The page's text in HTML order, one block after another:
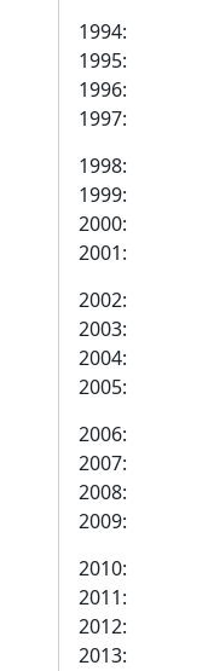
1994:
1995:
1996:
1997:
1998:
1999:
2000:
2001:
2002:
2003:
2004:
2005:
2006:
2007:
2008:
2009:
2010:
2011:
2012:
2013: